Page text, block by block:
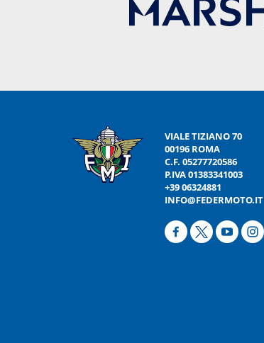
VIALE TIZIANO 70
00196 ROMA
C.F. 05277720586
P.IVA 01383341003
+39 06324881
INFO@FEDERMOTO.IT